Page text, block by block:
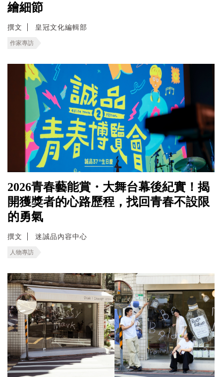
繪細節
撰文 皇冠文化編輯部
作家專訪
2026青春藝能賞・大舞台幕後紀實！揭
開獲獎者的心路歷程，找回青春不設限
的勇氣
撰文 迷誠品內容中心
人物專訪